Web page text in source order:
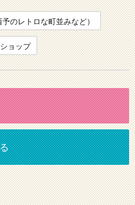
のレトロな町並みなど）
ョップ